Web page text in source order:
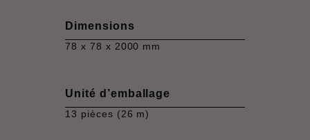
Dimensions
78 x 78 x 2000 mm
Unité d’emballage
13 pièces (26 m)